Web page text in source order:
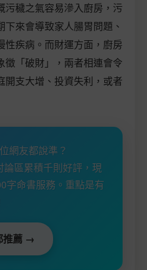
污穢之氣容易滲入廚房，污
來會導致家人腸胃問題、
性疾病。而財運方面，廚房
徵「破財」，兩者相連會令
開支大增、投資失利，或者
網友都說準？
論區累積千則好評，現
字命書服務。重點是有
推薦 →